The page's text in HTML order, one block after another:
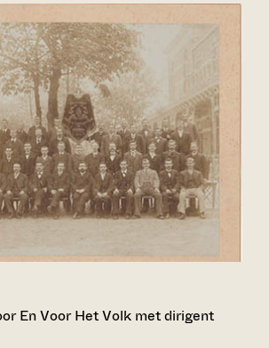
En Voor Het Volk met dirigent